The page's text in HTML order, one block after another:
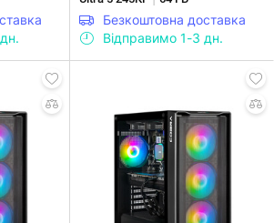
Безкоштовна доставка
Відправимо 1-3 дн.